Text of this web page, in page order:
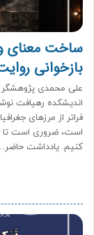
ساخت معنای
بازخوانی
علی محمدی پژوهشگر
اندیشکده رهیافت
فراتر از مرزهای
است، ضروری است تا
کنیم. یادداشت